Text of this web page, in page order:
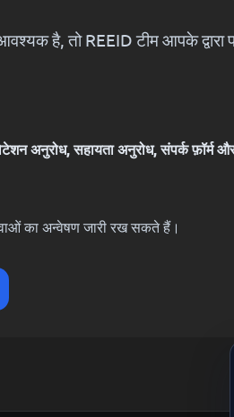
है, तो REEID टीम आपके द्वारा
अनुरोध, सहायता अनुरोध, संपर्क फ़ॉर्म
का अन्वेषण जारी रख सकते हैं।